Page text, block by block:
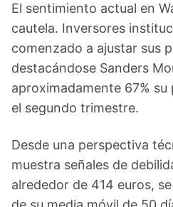
El sentimiento actual en
cautela. Inversores
comenzado a ajustar sus
destacándose Sanders
aproximadamente 67%
el segundo trimestre.
Desde una perspectiva
muestra señales de
alrededor de 414 euros,